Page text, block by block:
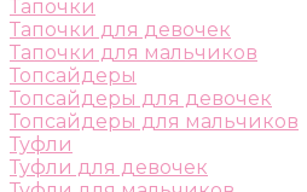
Тапочки
Тапочки для девочек
Тапочки для мальчиков
Топсайдеры
Топсайдеры для девочек
Топсайдеры для мальчиков
Туфли
Туфли для девочек